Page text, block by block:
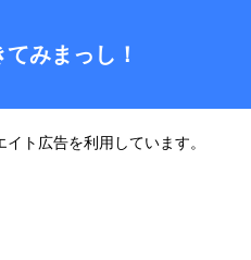
みまっし！
ト広告を利用しています。